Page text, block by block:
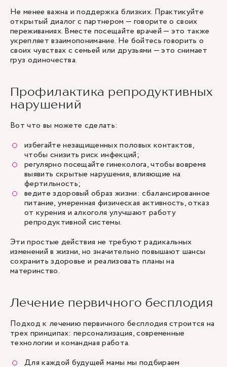
Не менее важна и поддержка близких. Практикуйте
открытый диалог с партнером — говорите о своих
переживаниях. Вместе посещайте врачей — это также
укрепляет взаимопонимание. Не бойтесь говорить о
своих чувствах с семьей или друзьями — это снимает
груз одиночества.
Профилактика репродуктивных
нарушений
Вот что вы можете сделать:
избегайте незащищенных половых контактов,
чтобы снизить риск инфекций;
регулярно посещайте гинеколога, чтобы вовремя
выявить скрытые нарушения, влияющие на
фертильность;
ведите здоровый образ жизни: сбалансированное
питание, умеренная физическая активность, отказ
от курения и алкоголя улучшают работу
репродуктивной системы.
Эти простые действия не требуют радикальных
изменений в жизни, но значительно повышают шансы
сохранить здоровье и реализовать планы на
материнство.
Лечение первичного бесплодия
Подход к лечению первичного бесплодия строится на
трех принципах: персонализация, современные
технологии и командная работа.
Для каждой будущей мамы мы подбираем